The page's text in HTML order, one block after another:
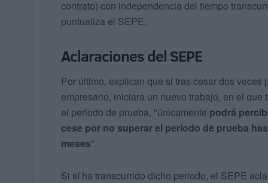
contrato) con independencia del tiempo
puntualiza el SEPE.
Aclaraciones del SEPE
Por último, explican que si tras cesar dos
empresario, iniciara un nuevo trabajo, en el
el periodo de prueba, "únicamente podrá
cese por no superar el periodo de prueba
meses".
Si sí ha transcurrido dicho periodo, el SEPE